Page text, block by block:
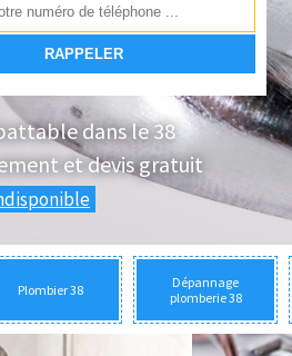
dans le 38
et devis gratuit
Plombier 38
Dépannage
plomberie 38